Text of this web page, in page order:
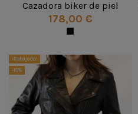
Cazadora biker de piel
178,00 €
¡Rebajado!
-10%